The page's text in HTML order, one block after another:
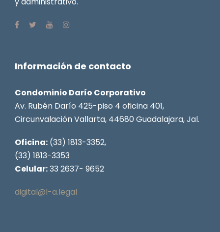
Información de contacto
Condominio Darío Corporativo
Av. Rubén Darío 425-piso 4 oficina 401,
Circunvalación Vallarta, 44680 Guadalajara, Jal.
Oficina: (33) 1813-3352,
(33) 1813-3353
Celular:33 2637- 9652
digital@l-a.legal